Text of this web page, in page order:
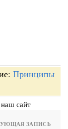
Принципы
наш сайт
ЗАПИСЬ